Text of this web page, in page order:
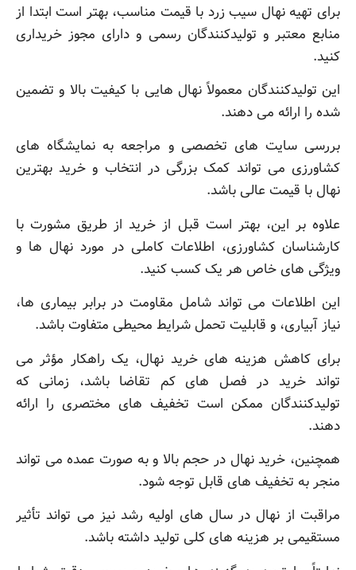
برای تهیه نهال سیب زرد با قیمت مناسب، بهتر است ابتدا از
منابع معتبر و تولیدکنندگان رسمی و دارای مجوز خریداری
کنید.
این تولیدکنندگان معمولاً نهال هایی با کیفیت بالا و تضمین
شده را ارائه می دهند.
بررسی سایت های تخصصی و مراجعه به نمایشگاه های
کشاورزی می تواند کمک بزرگی در انتخاب و خرید بهترین
نهال با قیمت عالی باشد.
علاوه بر این، بهتر است قبل از خرید از طریق مشورت با
کارشناسان کشاورزی، اطلاعات کاملی در مورد نهال ها و
ویژگی های خاص هر یک کسب کنید.
این اطلاعات می تواند شامل مقاومت در برابر بیماری ها،
نیاز آبیاری، و قابلیت تحمل شرایط محیطی متفاوت باشد.
برای کاهش هزینه های خرید نهال، یک راهکار مؤثر می
تواند خرید در فصل های کم تقاضا باشد، زمانی که
تولیدکنندگان ممکن است تخفیف های مختصری را ارائه
دهند.
همچنین، خرید نهال در حجم بالا و به صورت عمده می تواند
منجر به تخفیف های قابل توجه شود.
مراقبت از نهال در سال های اولیه رشد نیز می تواند تأثیر
مستقیمی بر هزینه های کلی تولید داشته باشد.